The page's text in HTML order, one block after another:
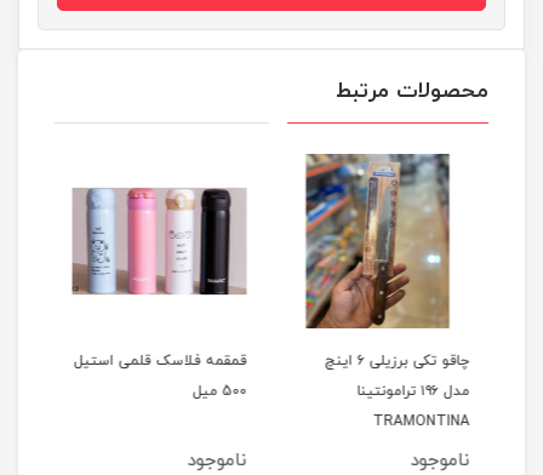
محصولات مرتبط
چاقو تکی برزیلی ۶ اینچ
مدل ۱۹۶ ترامونتینا
TRAMONTINA
ناموجود
قمقمه فلاسک قلمی استیل
500 میل
ناموجود